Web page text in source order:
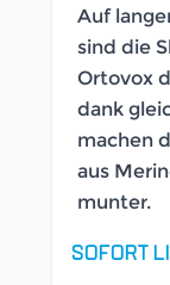
Auf
sind die
Ortovox
dank
machen
aus
munter.
SOFORT